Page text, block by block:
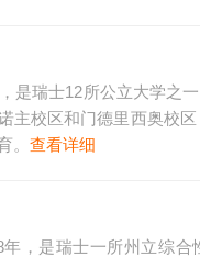
是瑞士12所公立大学之
主校区和门德里西奥校
。 查看详细
，是瑞士一所州立综